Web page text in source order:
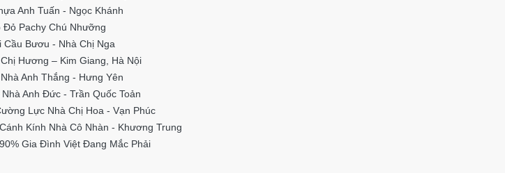
Anh Tuấn - Ngọc Khánh
Đỏ Pachy Chú Nhưỡng
Cầu Bươu - Nhà Chị Nga
Hương – Kim Giang, Hà Nội
Anh Thắng - Hưng Yên
Anh Đức - Trần Quốc Toản
Lực Nhà Chị Hoa - Vạn Phúc
Kính Nhà Cô Nhàn - Khương Trung
Gia Đình Việt Đang Mắc Phải